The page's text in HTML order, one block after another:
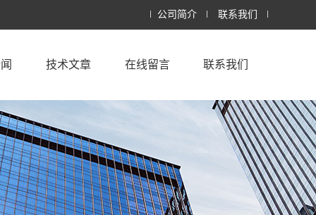
公司简介 联系我们
技术文章 在线留言 联系我们